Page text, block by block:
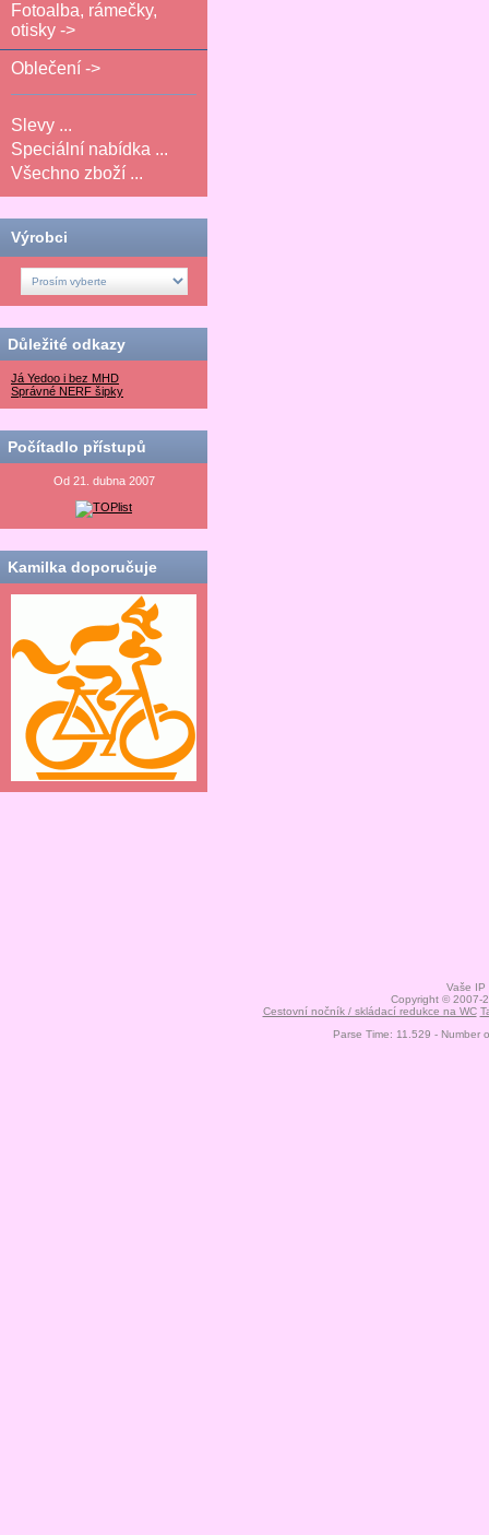
Fotoalba, rámečky,
otisky ->
Oblečení ->
Slevy ...
Speciální nabídka ...
Všechno zboží ...
Výrobci
Důležité odkazy
Já Yedoo i bez MHD
Správné NERF šipky
Počítadlo přístupů
Od 21. dubna 2007
Kamilka doporučuje
Vaše
Copyright © 2007-
Cestovní nočník / skládací redukce na WC
Parse Time: 11.529 - Number